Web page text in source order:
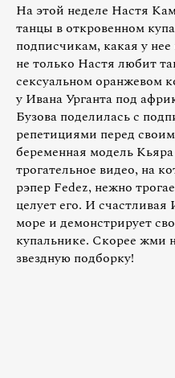
На этой неделе Настя
танцы в откровенном
подписчикам, какая у
не только Настя любит
сексуальном оранжевом
у Ивана Урганта под
Бузова поделилась с
репетициями перед
беременная модель
трогательное видео, на
рэпер Fedez, нежно
целует его. И
море и демонстрирует
купальнике. Скорее жми
звездную подборку!